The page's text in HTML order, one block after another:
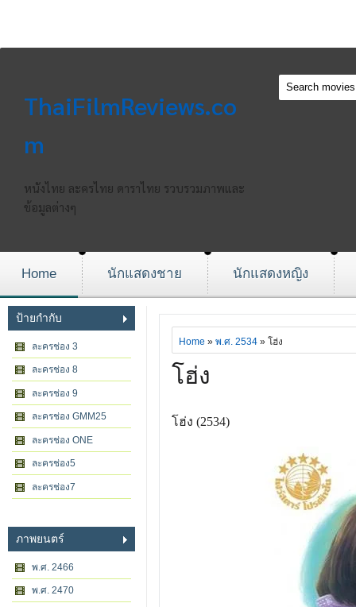
ThaiFilmReviews.co
m
หนังไทย ละครไทย ดาราไทย รวบรวมภาพและ
ข้อมูลต่างๆ
Home นักแสดงชาย นักแสดงหญิง
ป้ายกำกับ
ละครช่อง 3
ละครช่อง 8
ละครช่อง 9
ละครช่อง GMM25
ละครช่อง ONE
ละครช่อง5
ละครช่อง7
ภาพยนตร์
พ.ศ. 2466
พ.ศ. 2470
Home » พ.ศ. 2534 » โฮ่ง
โฮ่ง
โฮ่ง (2534)